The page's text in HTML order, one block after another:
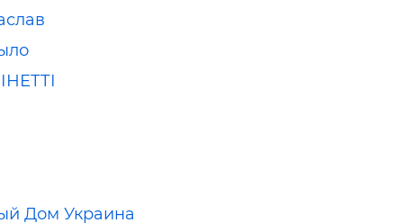
Дом Украина